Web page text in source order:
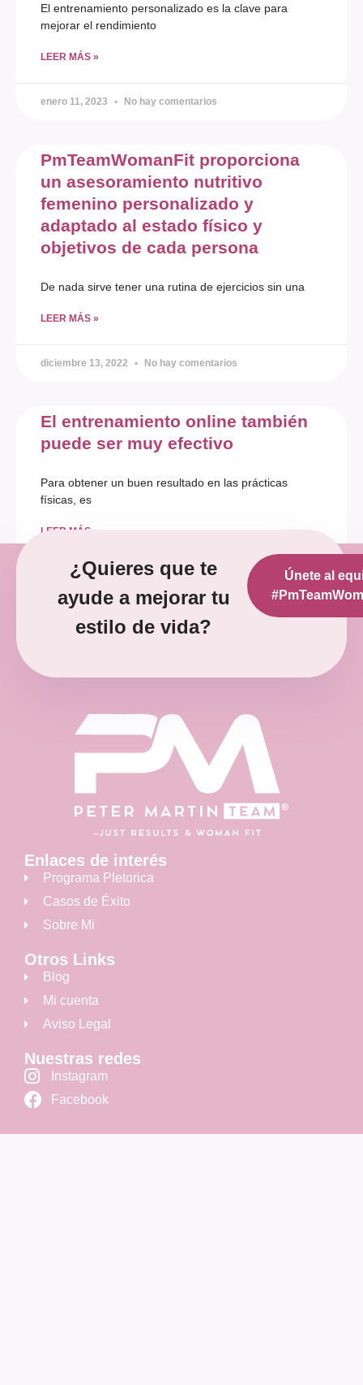
El entrenamiento personalizado es la clave para
mejorar el rendimiento
LEER MÁS »
enero 11, 2023 No hay comentarios
PmTeamWomanFit proporciona
un asesoramiento nutritivo
femenino personalizado y
adaptado al estado físico y
objetivos de cada persona
De nada sirve tener una rutina de ejercicios sin una
LEER MÁS »
diciembre 13, 2022 No hay comentarios
El entrenamiento online también
puede ser muy efectivo
Para obtener un buen resultado en las prácticas
físicas, es
LEER MÁS »
diciembre 12, 2022 No hay comentarios
¿Quieres que te
ayude a mejorar tu
estilo de vida?
Únete al
Enlaces de interés
Programa Pletorica
Casos de Éxito
Sobre Mi
Otros Links
Blog
Mi cuenta
Aviso Legal
Nuestras redes
Instagram
Facebook